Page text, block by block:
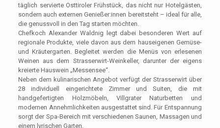
täglich servierte Osttiroler Frühstück, das nicht nur Hotelgästen,
sondern auch externen Genießer:innen bereitsteht – ideal für alle,
die genussvoll in den Tag starten möchten.
Chefkoch Alexander Waldnig legt dabei besonderen Wert auf
regionale Produkte, viele davon aus dem hauseigenen Gemüse-
und Kräutergarten. Begleitet werden die Menüs von erlesenen
Weinen aus dem Strasserwirt-Weinkeller, darunter der eigens
kreierte Hauswein „Messensee“.
Neben dem kulinarischen Angebot verfügt der Strasserwirt über
28 individuell eingerichtete Zimmer und Suiten, die mit
handgefertigten Holzmöbeln, Villgrater Naturbetten und
modernen Annehmlichkeiten ausgestattet sind. Für Entspannung
sorgt der Spa-Bereich mit verschiedenen Saunen, Massagen und
einem lyrischen Garten.